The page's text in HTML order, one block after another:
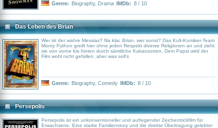
Er tut sich daher mit dem seriösen Theatermacher Phillip Carlyle zusammen
Jenny Lind begegnet, wittert er die Chance darauf, endlich auch in der High
Society und in der Kunstszene ernstgenommen zu werden. Er geht mit Jenny
auf Amerika-Tournee...
Genre: Biography, Drama IMDb: 8 / 10
Das Leben des Brian
Wer ist der wahre Messias? Na klar, Brian, wer sonst? Das Kult-Komiker-Team
Monty Python greift hier ohne jeden Respekt diverse Religionen an und zieht
sie von vorne bis hinten durch sämtliche Kakaosorten. Dem Papst wird der
Film wohl nicht gefallen, aber was soll’s
Genre: Biography, Comedy IMDb: 8 / 10
Persepolis
Persepolis ist ein unkonventioneller und aufregender Zeichentrickfilm für
Erwachsene. Eine starke Familienstory und die direkte Übertragung gelebter